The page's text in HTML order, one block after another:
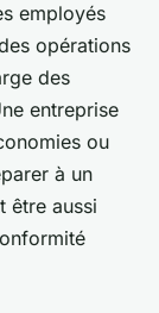
employés
opérations
des
entreprise
ou
à un
être aussi